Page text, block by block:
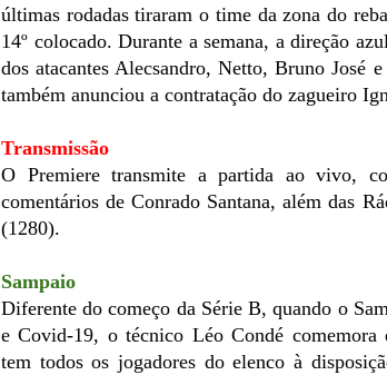
últimas rodadas tiraram o time da zona do
14º colocado. Durante a semana, a direção
dos atacantes Alecsandro, Netto, Bruno José
também anunciou a contratação do zagueiro
Transmissão
O Premiere transmite a partida ao vivo,
comentários de Conrado Santana, além das
(1280).
Sampaio
Diferente do começo da Série B, quando o
e Covid-19, o técnico Léo Condé comemora
tem todos os jogadores do elenco à